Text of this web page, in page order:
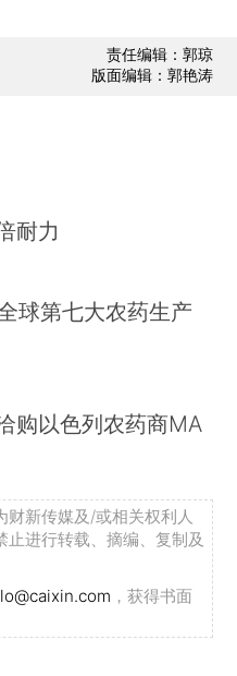
责任编辑：郭琼
版面编辑：郭艳涛
耐力
球第七大农药生产
购以色列农药商MA
新传媒及/或相关权利人
进行转载、摘编、复制及
，获得书面